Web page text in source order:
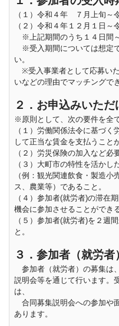
（１）令和４年 ７月上旬～
（２）令和４年１２月１日～
※上記期間のうち１４日間
※受入期間については想定
い。
※受入事業者として応募い
いなどの理由でマッチングで
２．お申込みいた
※原則として、次の要件を全
（１）労働関係法令に基づ
して正当な賃金を支払うこと
（２）労災保険の加入など必
（３）大町市の特性を活か
（例：観光関連飲食・製造
ス、農業等）であること。
（４）参加者(就労者)の滞在
機会に参加させることができ
（５）参加者(就労者)を２週
と。
３．参加者（就労
参加者（就労者）の募集は
説明会等を通じて行います。
は、
合同募集説明会への参加や
あります。